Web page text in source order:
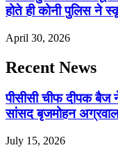
होते ही कोनी पुलिस ने
April 30, 2026
Recent News
पीसीसी चीफ दीपक बैज
सांसद बृजमोहन
July 15, 2026